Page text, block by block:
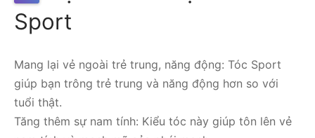
Sport
Mang lại vẻ ngoài trẻ trung, năng động: Tóc Sport
giúp bạn trông trẻ trung và năng động hơn so với
tuổi thật.
Tăng thêm sự nam tính: Kiểu tóc này giúp tôn lên vẻ